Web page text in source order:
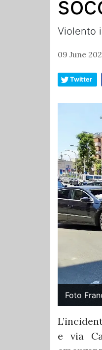
Violento
09 June
Twitter
Foto
e via